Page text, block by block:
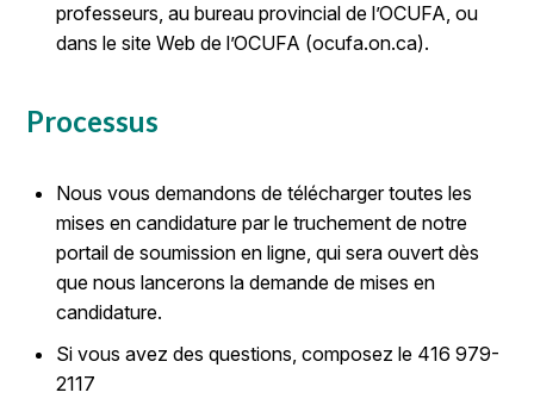
professeurs, au bureau provincial de l’OCUFA, ou
dans le site Web de l’OCUFA (ocufa.on.ca).
Processus
Nous vous demandons de télécharger toutes les
mises en candidature par le truchement de notre
portail de soumission en ligne, qui sera ouvert dès
que nous lancerons la demande de mises en
candidature.
Si vous avez des questions, composez le 416 979-
2117